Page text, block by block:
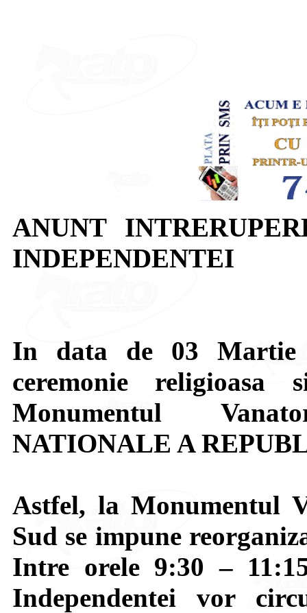
ANUNT
INDEPENDENTEI
In data de 03 Martie
ceremonie
Monumentul
NATIONALE A
Astfel, la Monumentul
Sud se impune
Intre orele 9:30 –
Independentei vor